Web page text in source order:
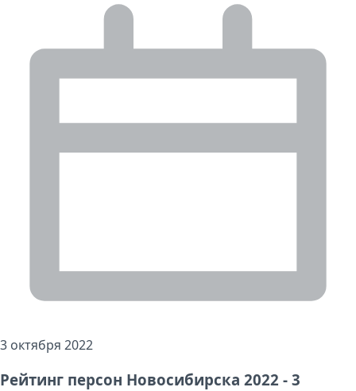
3 октября 2022
Рейтинг персон Новосибирска 2022 - 3